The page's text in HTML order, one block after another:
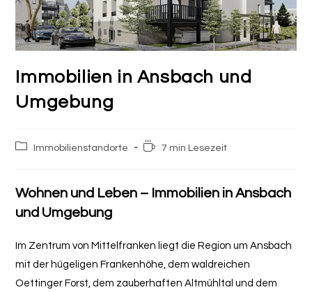
Immobilien in Ansbach und
Umgebung
Beitrags-
Immobilienstandorte Lesedauer:
7 min Lesezeit
Wohnen und Leben – Immobilien in Ansbach
und Umgebung
Im Zentrum von Mittelfranken liegt die Region um Ansbach
mit der hügeligen Frankenhöhe, dem waldreichen
Oettinger Forst, dem zauberhaften Altmühltal und dem